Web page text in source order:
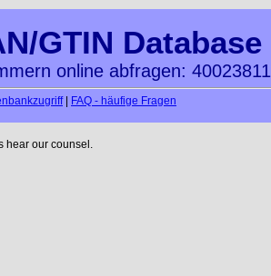
GTIN Database
online abfragen:
| FAQ - häufige Fragen
hear our counsel.